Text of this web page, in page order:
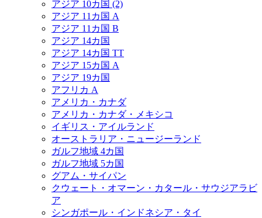
アジア 10カ国 (2)
アジア 11カ国 A
アジア 11カ国 B
アジア 14カ国
アジア 14カ国 TT
アジア 15カ国 A
アジア 19カ国
アフリカ A
アメリカ・カナダ
アメリカ・カナダ・メキシコ
イギリス・アイルランド
オーストラリア・ニュージーランド
ガルフ地域 4カ国
ガルフ地域 5カ国
グアム・サイパン
クウェート・オマーン・カタール・サウジアラビ
ア
シンガポール・インドネシア・タイ